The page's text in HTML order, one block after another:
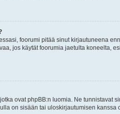
foorumi pitää sinut kirjautuneena
jos käytät foorumia jaetulta koneelta,
ovat phpBB:n luomia. Ne
on sisään tai uloskirjautumisen kanssa